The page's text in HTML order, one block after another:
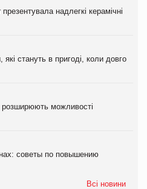
надлегкі керамічні
стануть в пригоді, коли довго
можливості
советы по повышению
Всі новини